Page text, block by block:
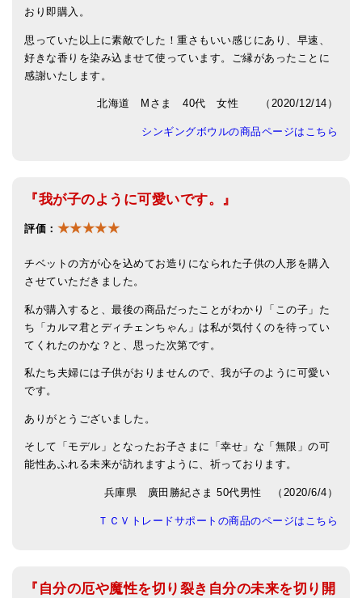
おり即購入。
思っていた以上に素敵でした！重さもいい感じにあり、早速、
好きな香りを染み込ませて使っています。ご縁があったことに
感謝いたします。
北海道 Mさま 40代 女性 （2020/12/14）
シンギングボウルの商品ページはこちら
『我が子のように可愛いです。』
評価： ★★★★★
チベットの方が心を込めてお造りになられた子供の人形を購入
させていただきました。
私が購入すると、最後の商品だったことがわかり「この子」た
ち「カルマ君とディチェンちゃん」は私が気付くのを待ってい
てくれたのかな？と、思った次第です。
私たち夫婦には子供がおりませんので、我が子のように可愛い
です。
ありがとうございました。
そして「モデル」となったお子さまに「幸せ」な「無限」の可
能性あふれる未来が訪れますように、祈っております。
兵庫県 廣田勝紀さま 50代男性 （2020/6/4）
ＴＣＶトレードサポートの商品のページはこちら
『自分の厄や魔性を切り裂き自分の未来を切り開